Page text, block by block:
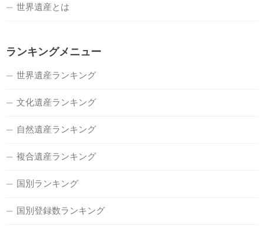
世界遺産とは
ランキングメニュー
世界遺産ランキング
文化遺産ランキング
自然遺産ランキング
複合遺産ランキング
国別ランキング
国別登録数ランキング